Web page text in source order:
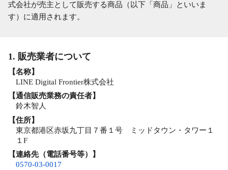
式会社が売主として販売する商品（以下「商品」といいま
す）に適用されます。
1. 販売業者について
【名称】
LINE Digital Frontier株式会社
【通信販売業務の責任者】
鈴木智人
【住所】
東京都港区赤坂九丁目７番１号 ミッドタウン・タワー１
１F
【連絡先（電話番号等）】
0570-03-0017